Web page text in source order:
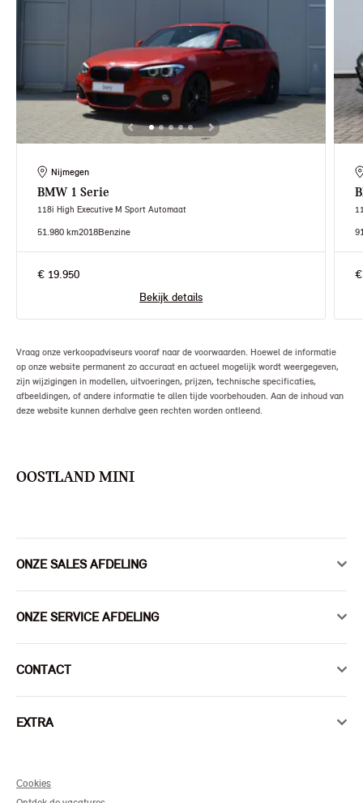
Nijmegen
BMW 1 Serie
118i High Executive M Sport Automaat
51.980 km2018Benzine
€ 19.950
Bekijk details
Vraag onze verkoopadviseurs vooraf naar de voorwaarden. Hoewel de informatie
op onze website permanent zo accuraat en actueel mogelijk wordt weergegeven,
zijn wijzigingen in modellen, uitvoeringen, prijzen, technische specificaties,
afbeeldingen, of andere informatie te allen tijde voorbehouden. Aan de inhoud van
deze website kunnen derhalve geen rechten worden ontleend.
OOSTLAND MINI
ONZE SALES AFDELING
ONZE SERVICE AFDELING
CONTACT
EXTRA
Cookies